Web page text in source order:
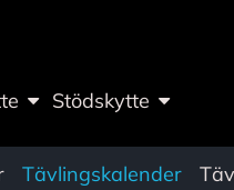
Stödskytte
Tävlingskalender